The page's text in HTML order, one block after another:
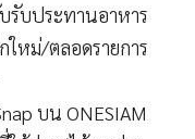
รับประทานอาหาร
หม่/ตลอดรายการ
บน ONESIAM